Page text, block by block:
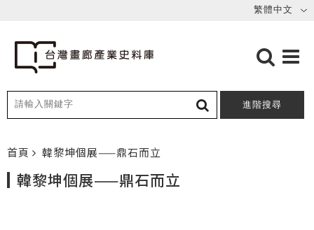
進階搜尋
首頁 韓黎坤個展——鼎石而立
韓黎坤個展——鼎石而立